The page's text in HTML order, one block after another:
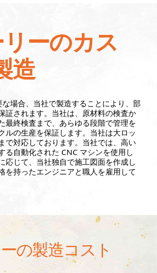
ーのカス
造
場合、当社で製造することにより、部
証されます。当社は、原材料の検査か
最終検査まで、あらゆる段階で管理を
ルの生産を保証します。当社は大ロッ
で対応しております。当社では、高い
る自動化された CNC マシンを使用し
応じて、当社独自で施工図面を作成し
を持ったエンジニアと職人を雇用して
の製造コスト